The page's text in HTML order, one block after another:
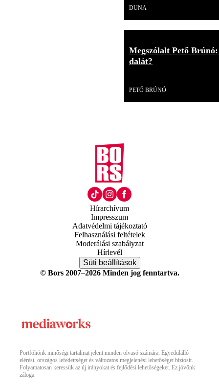
DUNA
Megszólalt Pető
dalát?
PETŐ BRÚNÓ
Hírarchívum
Impresszum
Adatvédelmi tájékoztató
Felhasználási feltételek
Moderálási szabályzat
Hírlevél
Süti beállítások
© Bors 2007–2026 Minden jog fenntartva.
Portfóliónk minőségi tartalmat jelent minden olvasó számára. Egyedülálló
elérést, országos lefedettséget és változatos megjelenési lehetőséget biztosít.
Folyamatosan keressük az új irányokat és fejlődési lehetőségeket. Ez jövőnk
záloga.